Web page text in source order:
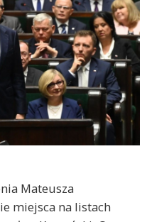
Mateusza
miejsca na listach